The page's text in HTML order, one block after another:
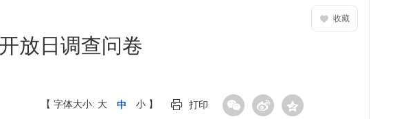
收藏
放日调查问卷
【 字体大小: 大 中 小 】 打印